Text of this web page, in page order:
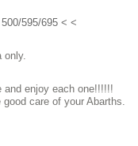
595/695 < <
only.
enjoy each one!!!!!!
care of your Abarths.